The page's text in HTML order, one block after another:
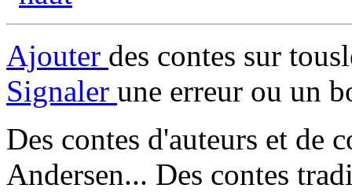
Ajouter des contes sur
Signaler une erreur ou un
Des contes d'auteurs et de
Andersen... Des contes